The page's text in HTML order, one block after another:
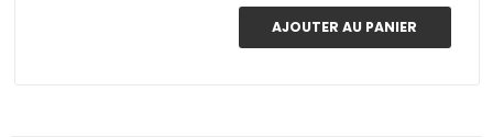
AJOUTER AU PANIER